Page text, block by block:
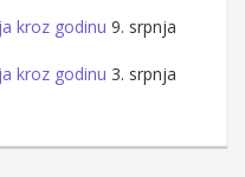
kroz godinu 9. srpnja
kroz godinu 3. srpnja